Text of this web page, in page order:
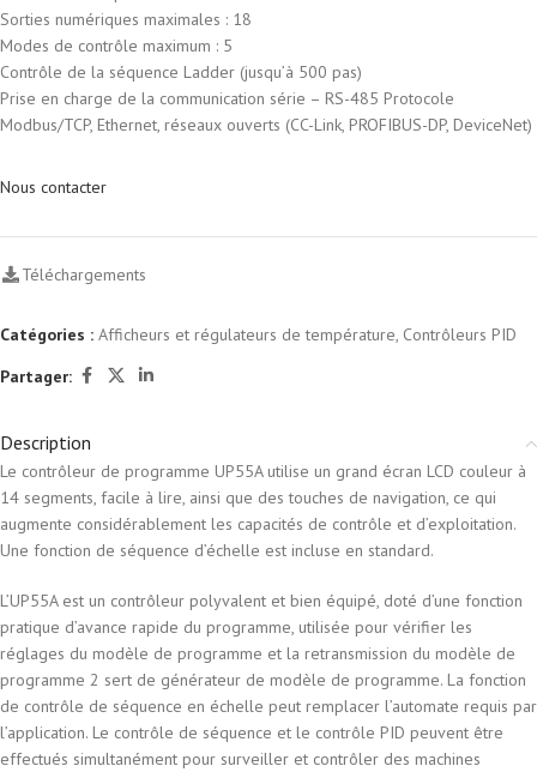
Sorties numériques maximales : 18
Modes de contrôle maximum : 5
Contrôle de la séquence Ladder (jusqu’à 500 pas)
Prise en charge de la communication série – RS-485 Protocole
Modbus/TCP, Ethernet, réseaux ouverts (CC-Link, PROFIBUS-DP, DeviceNet)
Nous contacter
Téléchargements
Catégories : Afficheurs et régulateurs de température, Contrôleurs PID
Partager:
Description
Le contrôleur de programme UP55A utilise un grand écran LCD couleur à
14 segments, facile à lire, ainsi que des touches de navigation, ce qui
augmente considérablement les capacités de contrôle et d’exploitation.
Une fonction de séquence d’échelle est incluse en standard.
L’UP55A est un contrôleur polyvalent et bien équipé, doté d’une fonction
pratique d’avance rapide du programme, utilisée pour vérifier les
réglages du modèle de programme et la retransmission du modèle de
programme 2 sert de générateur de modèle de programme. La fonction
de contrôle de séquence en échelle peut remplacer l’automate requis par
l’application. Le contrôle de séquence et le contrôle PID peuvent être
effectués simultanément pour surveiller et contrôler des machines